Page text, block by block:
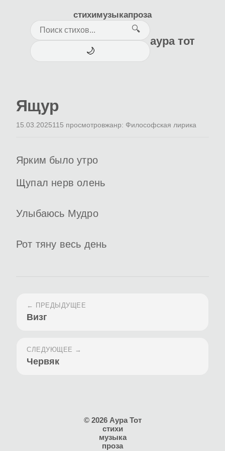
стихимузыкапроза
🔍
🌙
аура тот
Ящур
15.03.2025115 просмотровжанр: Философская лирика
Ярким было утро
Щупал нерв олень
Улыбаюсь Мудро
Рот тяну весь день
← ПРЕДЫДУЩЕЕ
Визг
СЛЕДУЮЩЕЕ →
Червяк
© 2026 Аура Тот
стихи
музыка
проза